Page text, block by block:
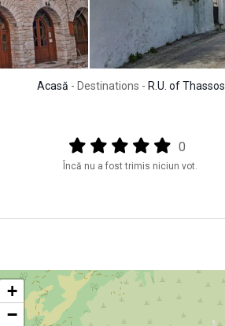
Acasă - Destinations - R.U. of Thassos
Output format
(star)(star)(star)(star)(star)
0
Încă nu a fost trimis niciun vot.
+
−